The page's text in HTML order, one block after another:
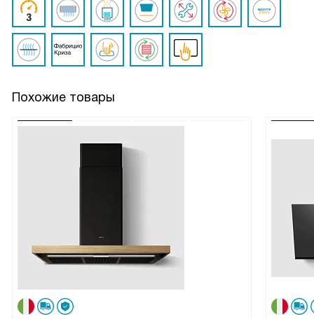
Похожие товары